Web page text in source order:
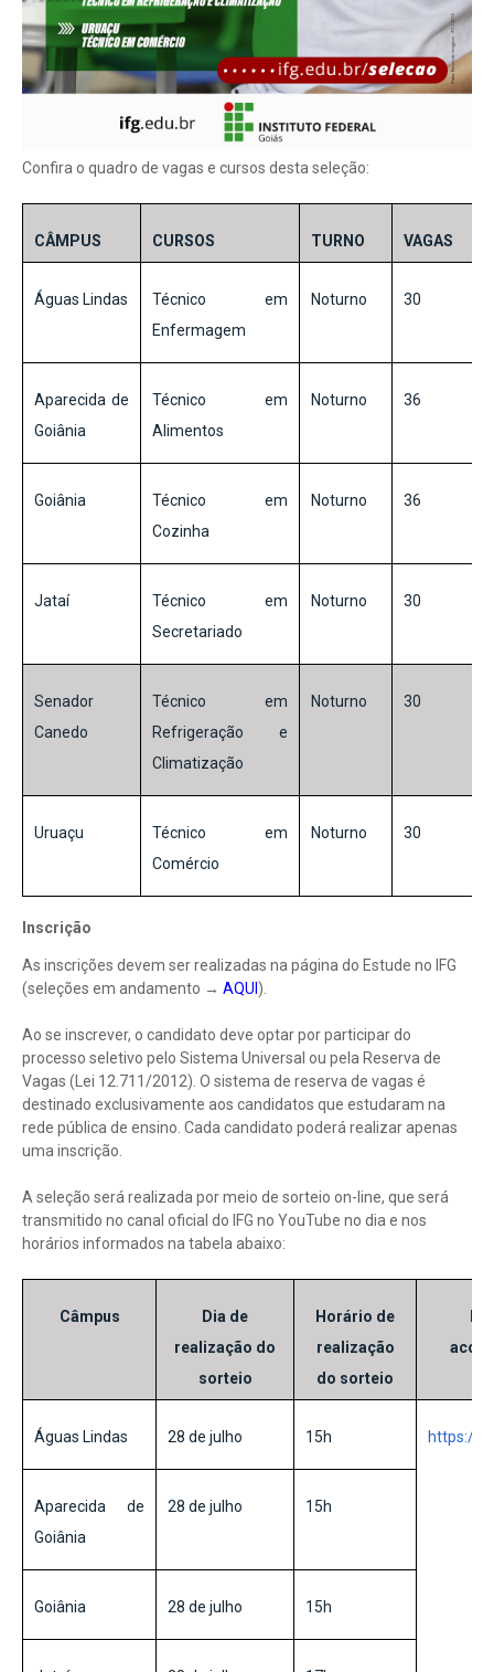
Confira o quadro de vagas e cursos desta seleção:
CÂMPUS CURSOS TURNO VAGAS
Águas Lindas
Técnico em
Enfermagem
Noturno 30
Aparecida de
Goiânia
Técnico em
Alimentos
Noturno 36
Goiânia
Técnico em
Cozinha
Noturno 36
Jataí
Técnico em
Secretariado
Noturno 30
Senador
Canedo
Técnico em
Refrigeração e
Climatização
Noturno 30
Uruaçu
Técnico em
Comércio
Noturno 30
Inscrição
As inscrições devem ser realizadas na página do Estude no IFG
(seleções em andamento → AQUI ).
Ao se inscrever, o candidato deve optar por participar do
processo seletivo pelo Sistema Universal ou pela Reserva de
Vagas (Lei 12.711/2012). O sistema de reserva de vagas é
destinado exclusivamente aos candidatos que estudaram na
rede pública de ensino. Cada candidato poderá realizar apenas
uma inscrição.
A seleção será realizada por meio de sorteio on-line, que será
transmitido no canal oficial do IFG no YouTube no dia e nos
horários informados na tabela abaixo:
Câmpus
Dia de
realização do
sorteio
Horário de
realização
do sorteio
Águas Lindas 28 de julho 15h https://
Aparecida de
Goiânia
28 de julho 15h
Goiânia 28 de julho 15h